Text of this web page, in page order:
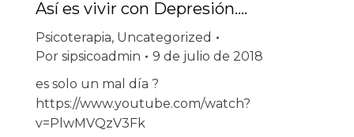
Así es vivir con Depresión….
Psicoterapia, Uncategorized
Por sipsicoadmin
9 de julio de 2018
es solo un mal día ?
https://www.youtube.com/watch?
v=PlwMVQzV3Fk